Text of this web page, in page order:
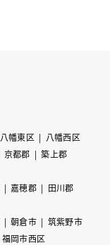
八幡東区
八幡西区
京都郡
築上郡
嘉穂郡
田川郡
朝倉市
筑紫野市
福岡市西区